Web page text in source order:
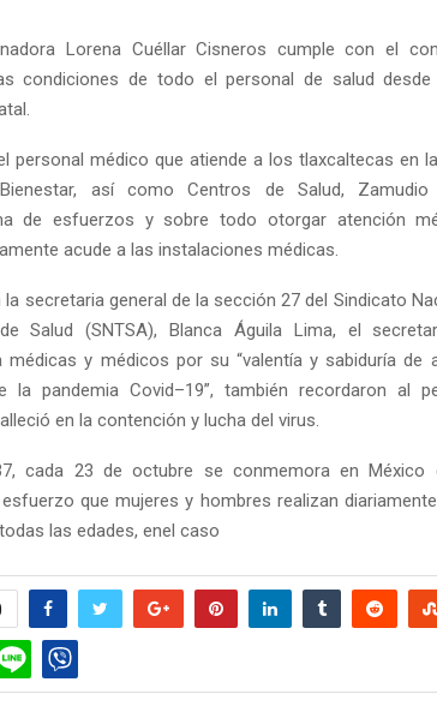
Lorena Cuéllar Cisneros cumple con el
condiciones de todo el personal de salud
personal médico que atiende a los tlaxcaltecas en
así como Centros de Salud,
de esfuerzos y sobre todo otorgar atención
acude a las instalaciones médicas.
secretaria general de la sección 27 del Sindicato
Salud (SNTSA), Blanca Águila Lima, el
médicas y médicos por su “valentía y sabiduría de
la pandemia Covid–19”, también recordaron al
en la contención y lucha del virus.
cada 23 de octubre se conmemora en México
que mujeres y hombres realizan
las edades, enel caso